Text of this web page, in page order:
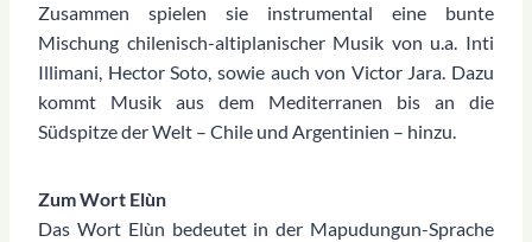
Zusammen spielen sie instrumental eine bunte
Mischung chilenisch-altiplanischer Musik von u.a. Inti
Illimani, Hector Soto, sowie auch von Victor Jara. Dazu
kommt Musik aus dem Mediterranen bis an die
Südspitze der Welt – Chile und Argentinien – hinzu.
Zum Wort Elùn
Das Wort Elùn bedeutet in der Mapudungun-Sprache